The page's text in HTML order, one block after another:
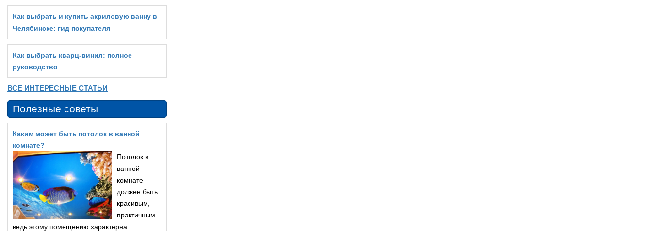
Как выбрать и купить акриловую ванну в
Челябинске: гид покупателя
Как выбрать кварц‑винил: полное
руководство
ВСЕ ИНТЕРЕСНЫЕ СТАТЬИ
Полезные советы
Каким может быть потолок в ванной
комнате?
Потолок в
ванной
комнате
должен быть
красивым,
практичным -
ведь этому помещению характерна